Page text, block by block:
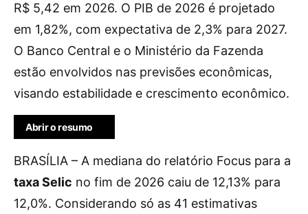
R$ 5,42 em 2026. O PIB de 2026 é projetado
em 1,82%, com expectativa de 2,3% para 2027.
O Banco Central e o Ministério da Fazenda
estão envolvidos nas previsões econômicas,
visando estabilidade e crescimento econômico.
Abrir o resumo
BRASÍLIA – A mediana do relatório Focus para a
taxa Selic no fim de 2026 caiu de 12,13% para
12,0%. Considerando só as 41 estimativas